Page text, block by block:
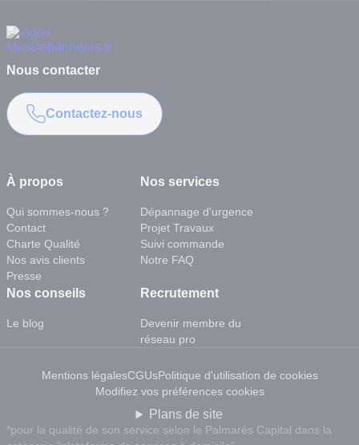
À propos
Qui sommes-nous ?
Contact
Charte Qualité
Nos avis clients
Presse
Nos services
Dépannage d'urgence
Projet Travaux
Suivi commande
Notre FAQ
Nos conseils
Le blog
Recrutement
Devenir membre du
réseau pro
Nous contacter
Contactez-nous
*pour la qualité de son service selon le Palmarès Capital dans la
Mentions légalesCGUsPolitique d'utilisation de cookies
Modifiez vos préférences cookies
Plans de site